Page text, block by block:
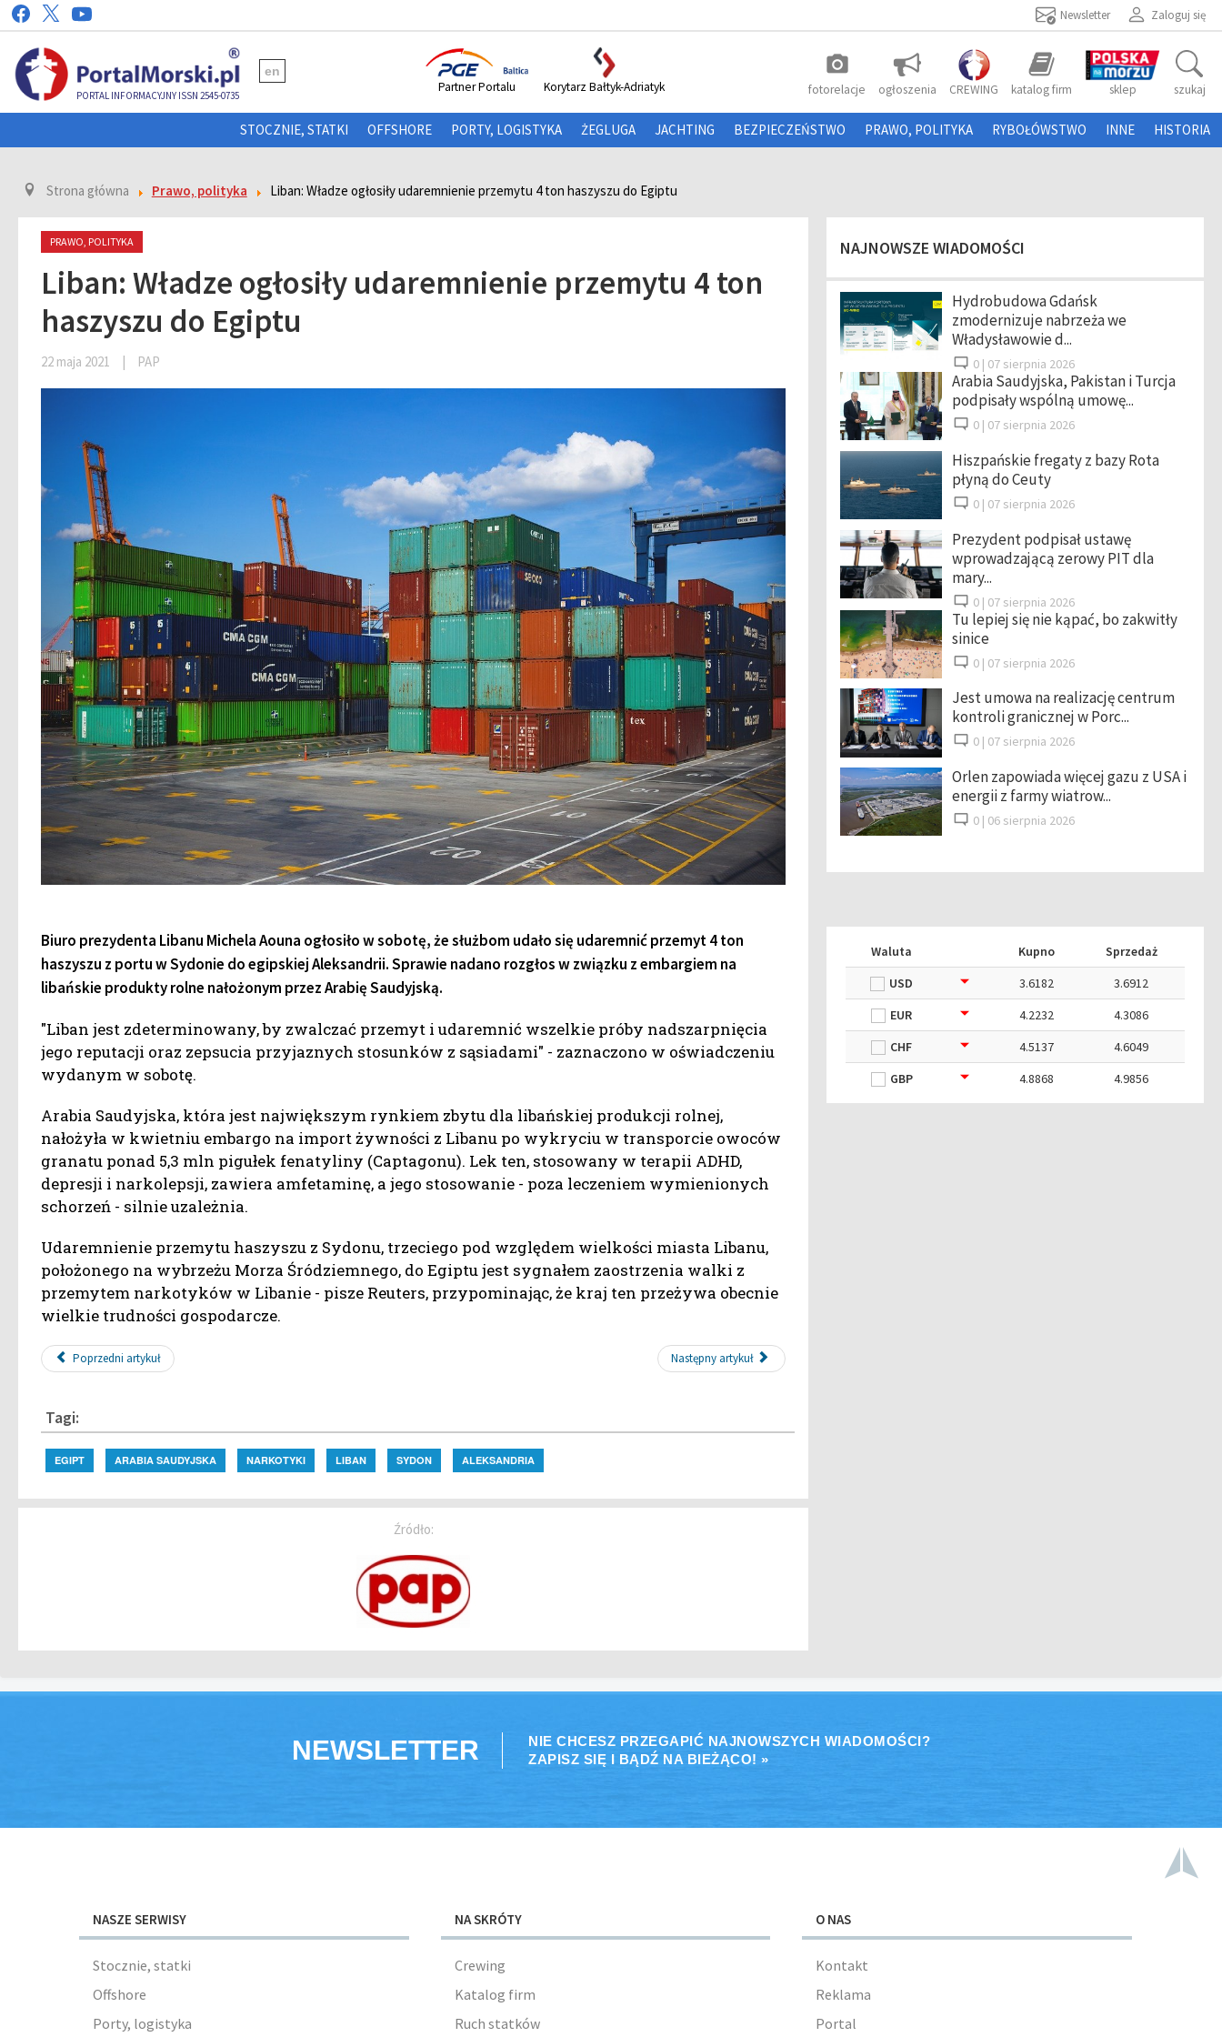
Zaloguj się
Newsletter
PORTAL INFORMACYJNY ISSN 2545-0735
en photo_camera
fotorelacje ogłoszenia CREWING katalog firm sklep szukaj
Partner Portalu Korytarz Bałtyk-Adriatyk
STOCZNIE, STATKI OFFSHORE PORTY, LOGISTYKA ŻEGLUGA JACHTING BEZPIECZEŃSTWO PRAWO, POLITYKA RYBOŁÓWSTWO INNE HISTORIA
Strona główna Prawo, polityka Liban: Władze ogłosiły udaremnienie przemytu 4 ton haszyszu do Egiptu
PRAWO, POLITYKA
Liban: Władze ogłosiły udaremnienie przemytu 4 ton
haszyszu do Egiptu
22 maja 2021 | PAP
Biuro prezydenta Libanu Michela Aouna ogłosiło w sobotę, że służbom udało się udaremnić przemyt 4 ton
haszyszu z portu w Sydonie do egipskiej Aleksandrii. Sprawie nadano rozgłos w związku z embargiem na
libańskie produkty rolne nałożonym przez Arabię Saudyjską.
"Liban jest zdeterminowany, by zwalczać przemyt i udaremnić wszelkie próby nadszarpnięcia
jego reputacji oraz zepsucia przyjaznych stosunków z sąsiadami" - zaznaczono w oświadczeniu
wydanym w sobotę.
Arabia Saudyjska, która jest największym rynkiem zbytu dla libańskiej produkcji rolnej,
nałożyła w kwietniu embargo na import żywności z Libanu po wykryciu w transporcie owoców
granatu ponad 5,3 mln pigułek fenatyliny (Captagonu). Lek ten, stosowany w terapii ADHD,
depresji i narkolepsji, zawiera amfetaminę, a jego stosowanie - poza leczeniem wymienionych
schorzeń - silnie uzależnia.
Udaremnienie przemytu haszyszu z Sydonu, trzeciego pod względem wielkości miasta Libanu,
położonego na wybrzeżu Morza Śródziemnego, do Egiptu jest sygnałem zaostrzenia walki z
przemytem narkotyków w Libanie - pisze Reuters, przypominając, że kraj ten przeżywa obecnie
wielkie trudności gospodarcze.
Poprzedni artykuł Następny artykuł
Tagi:
EGIPT ARABIA SAUDYJSKA NARKOTYKI LIBAN SYDON ALEKSANDRIA
Źródło:
NAJNOWSZE WIADOMOŚCI
Hydrobudowa Gdańsk
zmodernizuje nabrzeża we
Władysławowie d...
0 | 07 sierpnia 2026
Arabia Saudyjska, Pakistan i Turcja
podpisały wspólną umowę...
0 | 07 sierpnia 2026
Hiszpańskie fregaty z bazy Rota
płyną do Ceuty
0 | 07 sierpnia 2026
Prezydent podpisał ustawę
wprowadzającą zerowy PIT dla
mary...
0 | 07 sierpnia 2026
Tu lepiej się nie kąpać, bo zakwitły
sinice
0 | 07 sierpnia 2026
Jest umowa na realizację centrum
kontroli granicznej w Porc...
0 | 07 sierpnia 2026
Orlen zapowiada więcej gazu z USA i
energii z farmy wiatrow...
0 | 06 sierpnia 2026
Waluta Kupno
Sprzedaż
USD
3.6182
3.6912
EUR
4.2232
4.3086
CHF
4.5137
4.6049
GBP
4.8868 4.9856
NEWSLETTER
NIE CHCESZ PRZEGAPIĆ NAJNOWSZYCH WIADOMOŚCI?
ZAPISZ SIĘ I BĄDŹ NA BIEŻĄCO! »
NASZE SERWISY
Stocznie, statki
Offshore
Porty, logistyka
NA SKRÓTY
Crewing
Katalog firm
Ruch statków
O NAS
Kontakt
Reklama
Portal